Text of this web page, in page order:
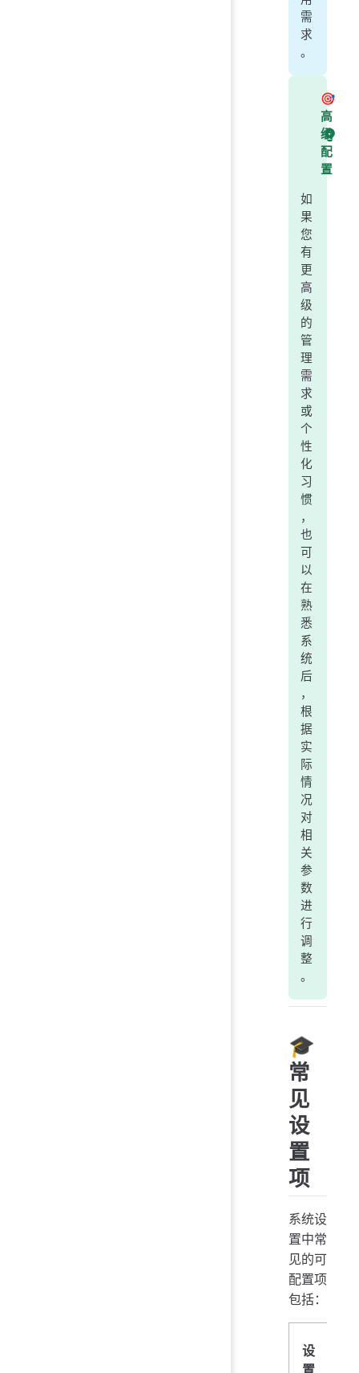
需
求
。
🎯
高
级
配
置
如
果
您
有
更
高
级
的
管
理
需
求
或
个
性
化
习
惯
，
也
可
以
在
熟
悉
系
统
后
，
根
据
实
际
情
况
对
相
关
参
数
进
行
调
整
。
🎓
常
见
设
置
项
系统设
置中常
见的可
配置项
包括：
设